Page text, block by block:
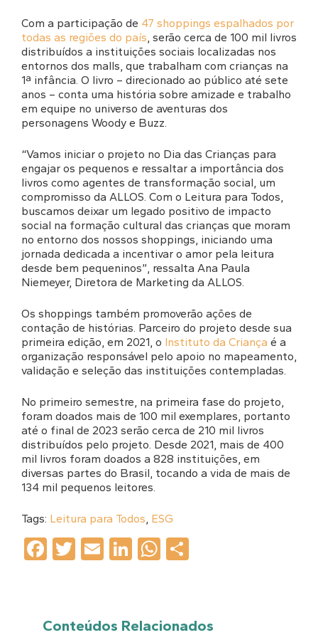
Com a participação de 47 shoppings espalhados por
todas as regiões do país, serão cerca de 100 mil livros
distribuídos a instituições sociais localizadas nos
entornos dos malls, que trabalham com crianças na
1ª infância. O livro – direcionado ao público até sete
anos – conta uma história sobre amizade e trabalho
em equipe no universo de aventuras dos
personagens Woody e Buzz.
“Vamos iniciar o projeto no Dia das Crianças para
engajar os pequenos e ressaltar a importância dos
livros como agentes de transformação social, um
compromisso da ALLOS. Com o Leitura para Todos,
buscamos deixar um legado positivo de impacto
social na formação cultural das crianças que moram
no entorno dos nossos shoppings, iniciando uma
jornada dedicada a incentivar o amor pela leitura
desde bem pequeninos”, ressalta Ana Paula
Niemeyer, Diretora de Marketing da ALLOS.
Os shoppings também promoverão ações de
contação de histórias. Parceiro do projeto desde sua
primeira edição, em 2021, o Instituto da Criança é a
organização responsável pelo apoio no mapeamento,
validação e seleção das instituições contempladas.
No primeiro semestre, na primeira fase do projeto,
foram doados mais de 100 mil exemplares, portanto
até o final de 2023 serão cerca de 210 mil livros
distribuídos pelo projeto. Desde 2021, mais de 400
mil livros foram doados a 828 instituições, em
diversas partes do Brasil, tocando a vida de mais de
134 mil pequenos leitores.
Tags: Leitura para Todos, ESG
Facebook
Twitter
EmailLinkedIn
WhatsApp
Conteúdos Relacionados